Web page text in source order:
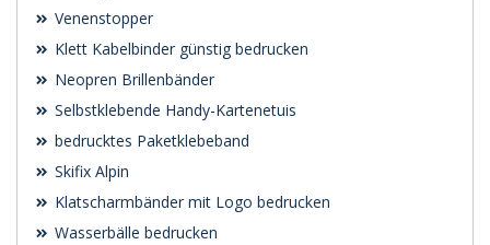
Venenstopper
Klett Kabelbinder günstig bedrucken
Neopren Brillenbänder
Selbstklebende Handy-Kartenetuis
bedrucktes Paketklebeband
Skifix Alpin
Klatscharmbänder mit Logo bedrucken
Wasserbälle bedrucken